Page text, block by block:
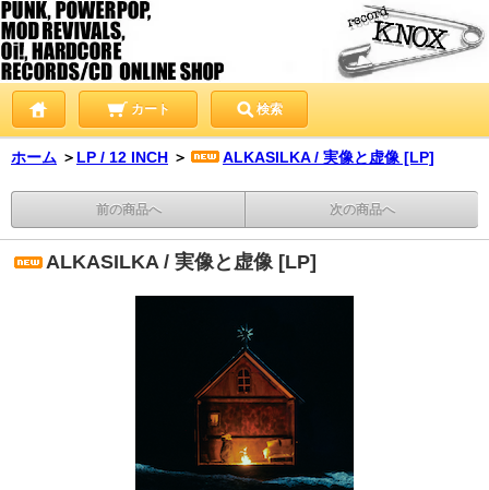
カート 検索
ホーム ＞ LP / 12 INCH ＞ ALKASILKA / 実像と虚像 [LP]
前の商品へ 次の商品へ
ALKASILKA / 実像と虚像 [LP]